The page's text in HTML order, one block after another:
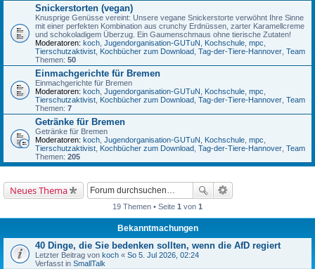
Snickerstorten (vegan)
Knusprige Genüsse vereint: Unsere vegane Snickerstorte verwöhnt Ihre Sinne
mit einer perfekten Kombination aus crunchy Erdnüssen, zarter Karamellcreme
und schokoladigem Überzug. Ein Gaumenschmaus ohne tierische Zutaten!
Moderatoren: koch, Jugendorganisation-GUTuN, Kochschule, mpc,
Tierschutzaktivist, Kochbücher zum Download, Tag-der-Tiere-Hannover, Team
Themen: 50
Einmachgerichte für Bremen
Einmachgerichte für Bremen
Moderatoren: koch, Jugendorganisation-GUTuN, Kochschule, mpc,
Tierschutzaktivist, Kochbücher zum Download, Tag-der-Tiere-Hannover, Team
Themen: 7
Getränke für Bremen
Getränke für Bremen
Moderatoren: koch, Jugendorganisation-GUTuN, Kochschule, mpc,
Tierschutzaktivist, Kochbücher zum Download, Tag-der-Tiere-Hannover, Team
Themen: 205
Neues Thema
19 Themen • Seite 1 von 1
Bekanntmachungen
40 Dinge, die Sie bedenken sollten, wenn die AfD regiert
Letzter Beitrag von koch « So 5. Jul 2026, 02:24
Verfasst in SmallTalk